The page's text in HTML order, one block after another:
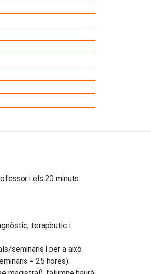
i els 20 minuts
terapèutic i
seminaris i per a això
= 25 hores).